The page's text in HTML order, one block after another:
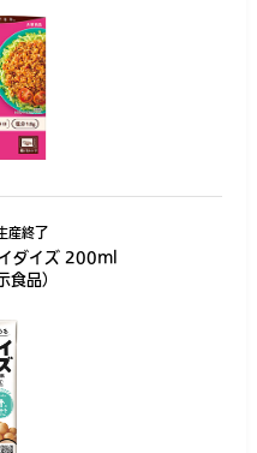
産終了
ダイズ 200ml
食品）